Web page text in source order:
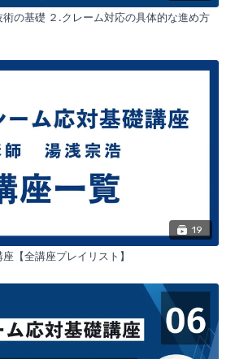
術の基礎 ２.クレーム対応の具体的な進め方
19
【全講座プレイリスト】